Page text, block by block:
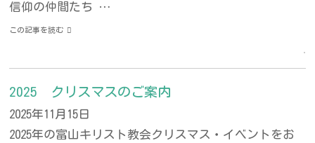
信仰の仲間たち …
この記事を読む
2025 クリスマスのご案内
2025年11月15日
2025年の富山キリスト教会クリスマス・イベントをお